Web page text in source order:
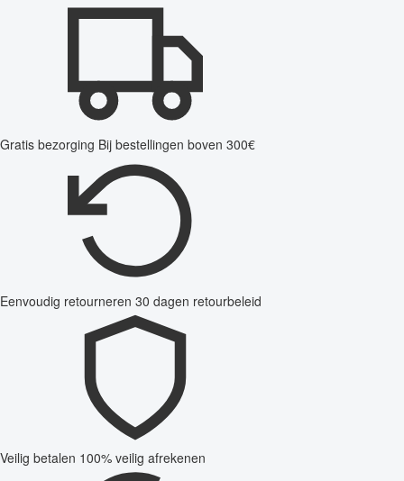
Gratis bezorging Bij bestellingen boven 300€
Eenvoudig retourneren 30 dagen retourbeleid
Veilig betalen 100% veilig afrekenen